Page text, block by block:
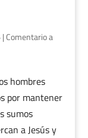
|Comentario a
hombres
por mantener
sumos
a Jesús y